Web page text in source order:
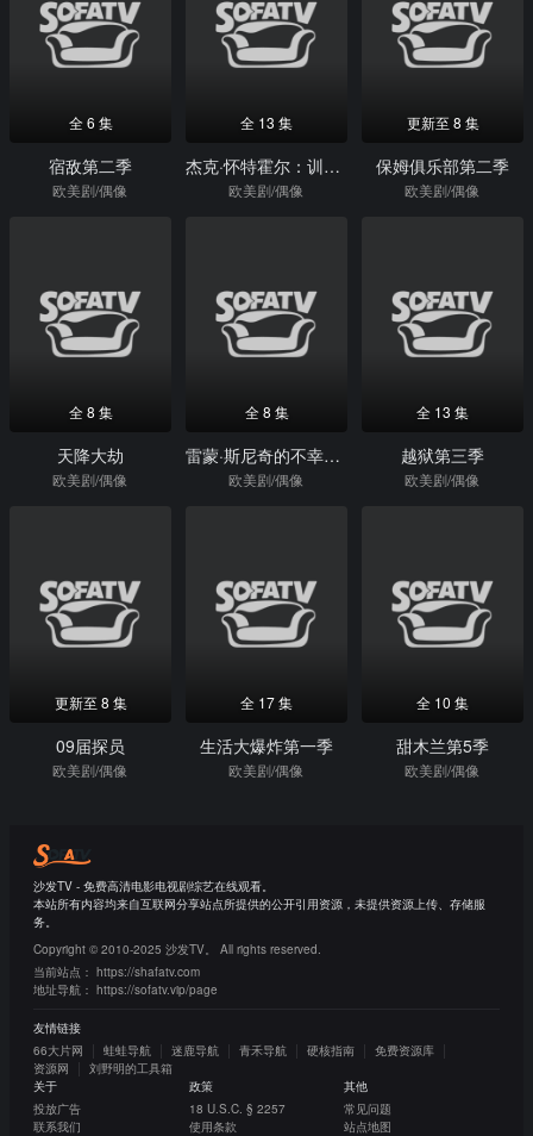
全 6 集
宿敌第二季
欧美剧/偶像
全 13 集
杰克·怀特霍尔：训练日第一季
欧美剧/偶像
更新至 8 集
保姆俱乐部第二季
欧美剧/偶像
全 8 集
天降大劫
欧美剧/偶像
全 8 集
雷蒙·斯尼奇的不幸历险第一季
欧美剧/偶像
全 13 集
越狱第三季
欧美剧/偶像
更新至 8 集
09届探员
欧美剧/偶像
全 17 集
生活大爆炸第一季
欧美剧/偶像
全 10 集
甜木兰第5季
欧美剧/偶像
沙发TV - 免费高清电影电视剧综艺在线观看。
本站所有内容均来自互联网分享站点所提供的公开引用资源，未提供资源上传、存储服
务。
Copyright © 2010-2025 沙发TV。 All rights reserved.
当前站点： https://shafatv.com
地址导航： https://sofatv.vip/page
友情链接
66大片网
蛙蛙导航 迷鹿导航 青禾导航 硬核指南
免费资源库
资源网
刘野明的工具箱
关于
投放广告
联系我们
政策
18 U.S.C. § 2257
使用条款
其他
常见问题
站点地图